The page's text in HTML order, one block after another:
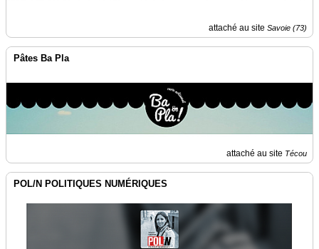
attaché au site Savoie (73)
Pâtes Ba Pla
attaché au site Técou
POL/N POLITIQUES NUMÉRIQUES